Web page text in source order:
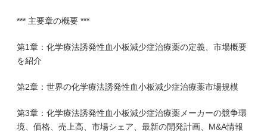
*** 主要章の概要 ***
第1章：化学療法誘発性血小板減少症治療薬の定義、市場概要
を紹介
第2章：世界の化学療法誘発性血小板減少症治療薬市場規模
第3章：化学療法誘発性血小板減少症治療薬メーカーの競争環
境、価格、売上高、市場シェア、最新の開発計画、M&A情報